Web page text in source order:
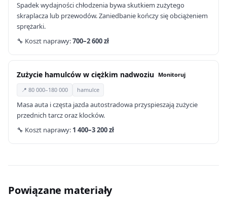
Spadek wydajności chłodzenia bywa skutkiem zużytego
skraplacza lub przewodów. Zaniedbanie kończy się obciążeniem
sprężarki.
🔧 Koszt naprawy:700–2 600 zł
Zużycie hamulców w ciężkim nadwoziu Monitoruj
📍 80 000–180 000 hamulce
Masa auta i częsta jazda autostradowa przyspieszają zużycie
przednich tarcz oraz klocków.
🔧 Koszt naprawy: 1 400–3 200 zł
Powiązane materiały